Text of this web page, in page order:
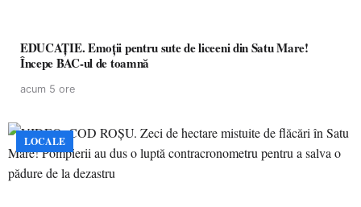
EDUCAȚIE. Emoții pentru sute de liceeni din Satu Mare!
Începe BAC-ul de toamnă
acum 5 ore
LOCALE